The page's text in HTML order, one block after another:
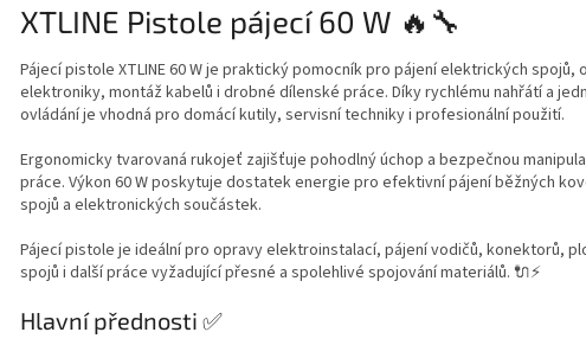
XTLINE Pistole pájecí 60 W 🔥🔧
Pájecí pistole XTLINE 60 W je praktický pomocník pro pájení elektrických spojů,
elektroniky, montáž kabelů i drobné dílenské práce. Díky rychlému nahřátí a
ovládání je vhodná pro domácí kutily, servisní techniky i profesionální použití.
Ergonomicky tvarovaná rukojeť zajišťuje pohodlný úchop a bezpečnou
práce. Výkon 60 W poskytuje dostatek energie pro efektivní pájení běžných
spojů a elektronických součástek.
Pájecí pistole je ideální pro opravy elektroinstalací, pájení vodičů, konektorů,
spojů i další práce vyžadující přesné a spolehlivé spojování materiálů. 🔌⚡
Hlavní přednosti ✅